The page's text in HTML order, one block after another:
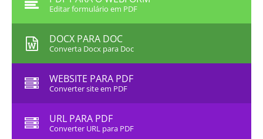
Editar formulário em PDF
DOCX PARA DOC
Converta Docx para Doc
WEBSITE PARA PDF
Converter site em PDF
URL PARA PDF
Converter URL para PDF